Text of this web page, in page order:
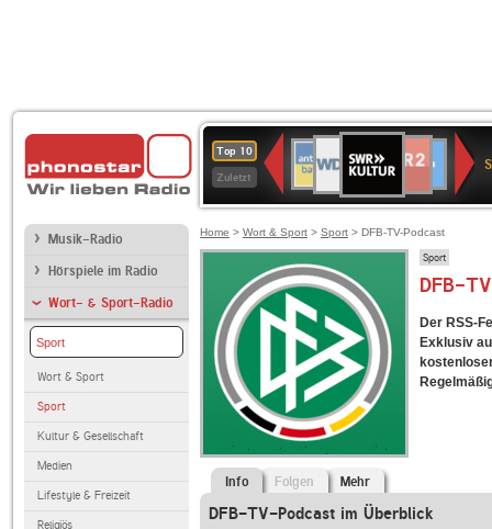
Top 10
Zuletzt
80er
90er
OLDIE
ANTENNE
SWR3
WDR
4
BR-
KLASSIK
Deutschlandfunk
Kultur
ANTENNE
BAYERN
2
Kultur2
Musik-Radio
Hörspiele im Radio
Wort- & Sport-Radio
Sport
Wort & Sport
Sport
Kultur & Gesellschaft
Medien
Lifestyle & Freizeit
Religiös
Home > Wort & Sport > Sport > DFB-TV-Podcast
Sport
DFB-
Der RSS-
Exklusiv
Info Folgen Mehr
DFB-TV-Podcast im Überblick